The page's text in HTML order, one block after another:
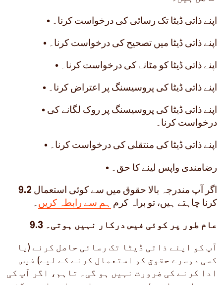
• اپنے ذاتی ڈیٹا تک رسائی کی درخواست کرنا۔
• اپنے ذاتی ڈیٹا میں تصحیح کی درخواست کرنا۔
• اپنے ذاتی ڈیٹا کو مٹانے کی درخواست کرنا۔
• اپنے ذاتی ڈیٹا کی پروسیسنگ پر اعتراض کرنا۔
• اپنے ذاتی ڈیٹا کی پروسیسنگ پر روک لگانے کی
درخواست کرنا۔
• اپنے ذاتی ڈیٹا کی منتقلی کی درخواست کرنا۔
• رضامندی واپس لینے کا حق۔
9.2
کرنا چاہتے ہیں، تو براہ کرم ہم سے رابطہ کریں۔
9.3 عام طور پر کوئی فیس درکار نہیں ہوتی۔
آپ کو اپنے ذاتی ڈیٹا تک رسائی حاصل کرنے (یا
کسی دوسرے حقوق کو استعمال کرنے کے لیے) فیس
ادا کرنے کی ضرورت نہیں ہو گی۔ تاہم، اگر آپ کی